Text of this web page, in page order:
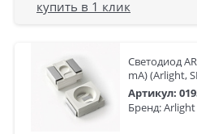
купить в 1 клик
Светодиод
mA) (Arlight,
Артикул:
Бренд: Arlight